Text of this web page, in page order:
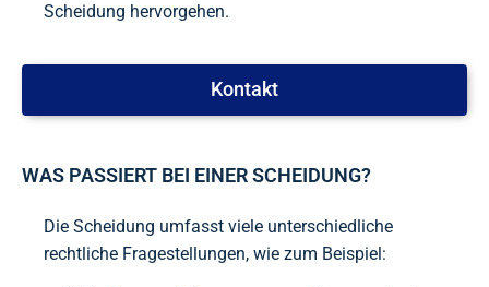
Scheidung hervorgehen.
Kontakt
WAS PASSIERT BEI EINER SCHEIDUNG?
Die Scheidung umfasst viele unterschiedliche
rechtliche Fragestellungen, wie zum Beispiel: